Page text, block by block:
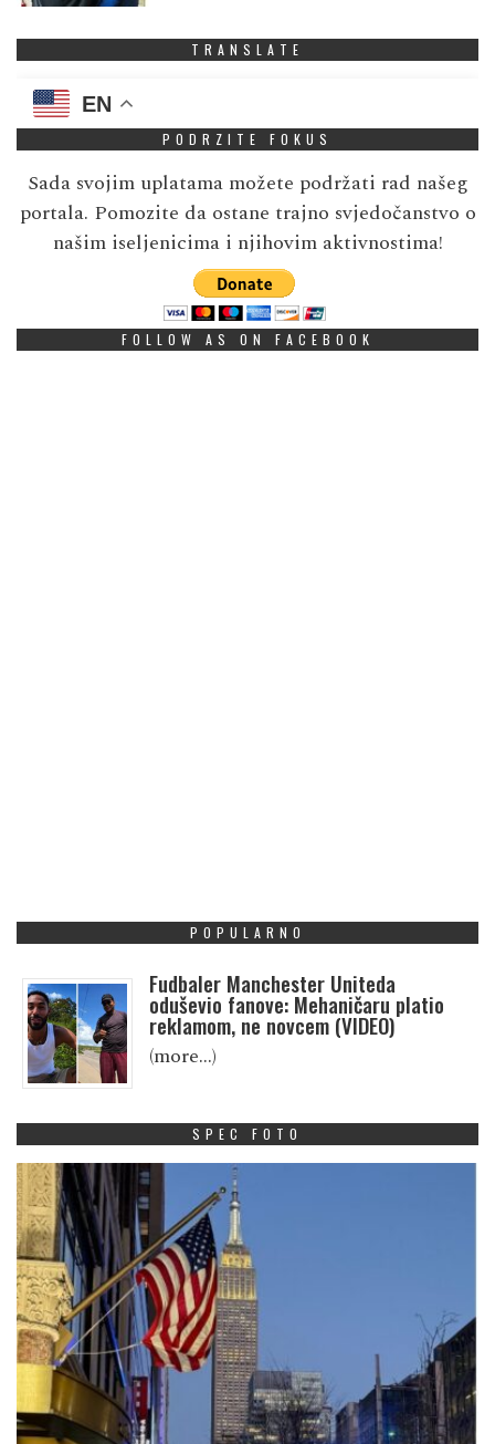
TRANSLATE
EN
PODRZITE FOKUS
Sada svojim uplatama možete podržati rad našeg
portala. Pomozite da ostane trajno svjedočanstvo o
našim iseljenicima i njihovim aktivnostima!
FOLLOW AS ON FACEBOOK
POPULARNO
Fudbaler Manchester Uniteda
oduševio fanove: Mehaničaru platio
reklamom, ne novcem (VIDEO)
(more…)
SPEC FOTO